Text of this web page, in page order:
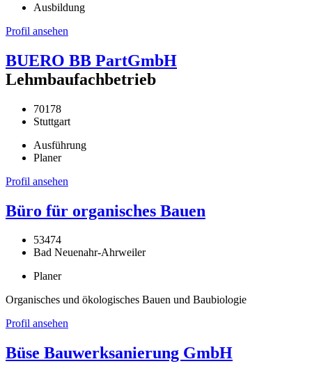
Ausbildung
Profil ansehen
BUERO BB PartGmbH
Lehmbaufachbetrieb
70178
Stuttgart
Ausführung
Planer
Profil ansehen
Büro für organisches Bauen
53474
Bad Neuenahr-Ahrweiler
Planer
Organisches und ökologisches Bauen und Baubiologie
Profil ansehen
Büse Bauwerksanierung GmbH